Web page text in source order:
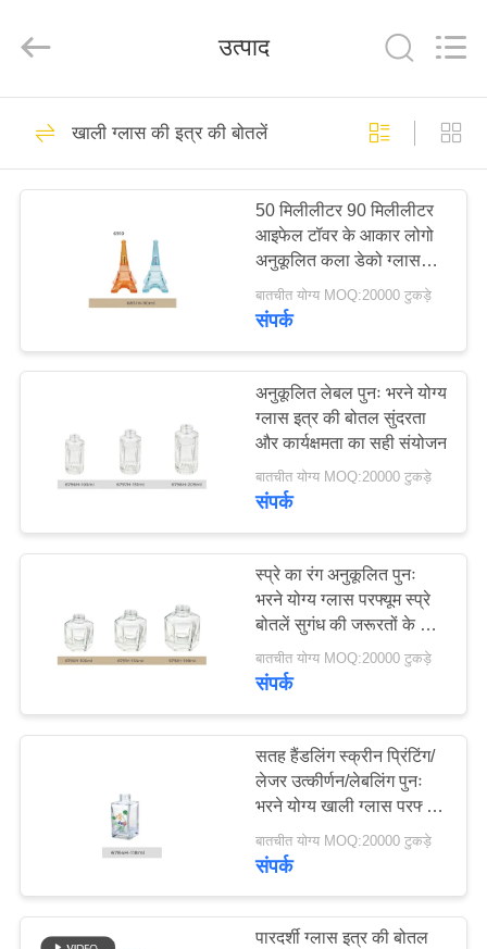
उत्पादों
शो
नियंत्रण
समाचार
by
इत्र की बोतलों पर खाली
122
खाली ग्लास की इत्र की
बोतलें
168
आवश्यक तेल ड्रॉपर की
बोतलें
84
नेल पॉलिश की खाली
बोतलें
36
उत्पाद
खाली ग्लास की इत्र की बोतलें
50 मिलीलीटर 90 मिलीलीटर
आइफेल टॉवर के आकार लोगो
अनुकूलित कला डेको ग्लास
इत्र की बोतलें
बातचीत योग्य MOQ:20000 टुकड़े
संपर्क
अनुकूलित लेबल पुनः भरने योग्य
ग्लास इत्र की बोतल सुंदरता
और कार्यक्षमता का सही संयोजन
बातचीत योग्य MOQ:20000 टुकड़े
संपर्क
स्प्रे का रंग अनुकूलित पुनः
भरने योग्य ग्लास परफ्यूम स्प्रे
बोतलें सुगंध की जरूरतों के लिए
टिकाऊ समाधान
बातचीत योग्य MOQ:20000 टुकड़े
संपर्क
सतह हैंडलिंग स्क्रीन प्रिंटिंग/
लेजर उत्कीर्णन/लेबलिंग पुनः
भरने योग्य खाली ग्लास परफ्यूम
की बोतलें
बातचीत योग्य MOQ:20000 टुकड़े
संपर्क
पारदर्शी ग्लास इत्र की बोतल